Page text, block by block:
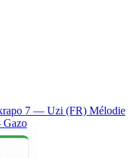
7 — Uzi (FR) Mélodie